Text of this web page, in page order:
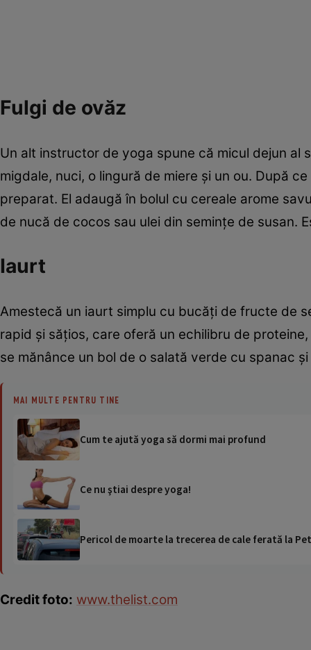
Fulgi de ovăz
Un alt instructor de yoga spune că micul dejun al
migdale, nuci, o lingură de miere şi un ou. După
preparat. El adaugă în bolul cu cereale arome
de nucă de cocos sau ulei din seminţe de susan.
Iaurt
Amestecă un iaurt simplu cu bucăţi de fructe de
rapid şi săţios, care oferă un echilibru de
se mănânce un bol de o salată verde cu spanac
MAI MULTE PENTRU TINE
Cum te ajută yoga să dormi mai profund
Ce nu ştiai despre yoga!
Pericol de moarte la trecerea de cale ferată la
Credit foto: www.thelist.com